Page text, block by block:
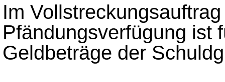
Im
Pfändungsverfügung ist
Geldbeträge der